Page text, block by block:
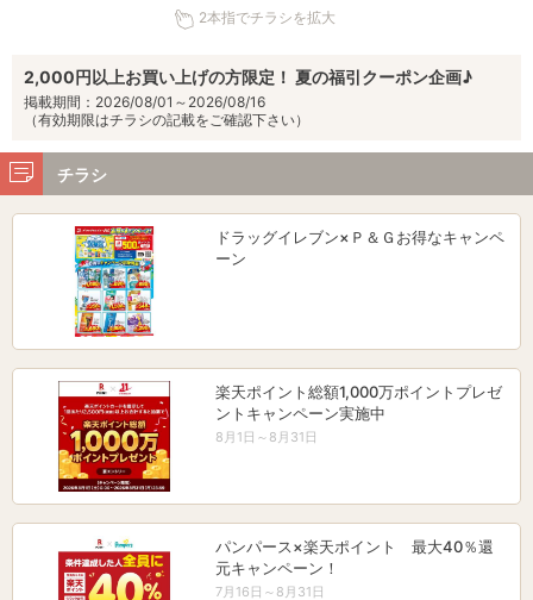
2本指でチラシを拡大
2,000円以上お買い上げの方限定！ 夏の福引クーポン企画♪
掲載期間：2026/08/01～2026/08/16
（有効期限はチラシの記載をご確認下さい）
チラシ
ドラッグイレブン×Ｐ＆Ｇお得なキャンペ
ーン
楽天ポイント総額1,000万ポイントプレゼ
ントキャンペーン実施中
8月1日～8月31日
パンパース×楽天ポイント 最大40％還
元キャンペーン！
7月16日～8月31日